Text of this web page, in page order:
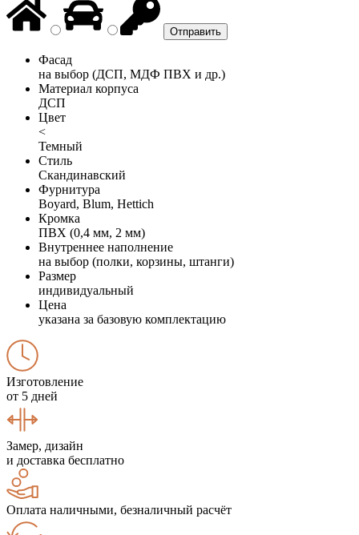
Фасад
на выбор (ДСП, МДФ ПВХ и др.)
Материал корпуса
ДСП
Цвет
<
Темный
Стиль
Скандинавский
Фурнитура
Boyard, Blum, Hettich
Кромка
ПВХ (0,4 мм, 2 мм)
Внутреннее наполнение
на выбор (полки, корзины, штанги)
Размер
индивидуальный
Цена
указана за базовую комплектацию
Изготовление
от 5 дней
Замер, дизайн
и доставка бесплатно
Оплата наличными, безналичный расчёт